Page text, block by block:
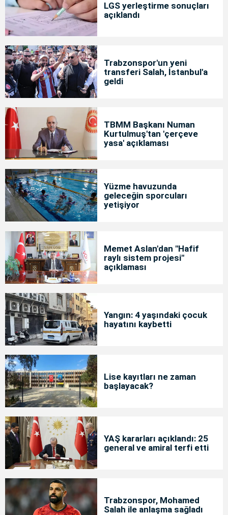
LGS yerleştirme sonuçları
açıklandı
Trabzonspor'un yeni
transferi Salah, İstanbul'a
geldi
TBMM Başkanı Numan
Kurtulmuş'tan 'çerçeve
yasa' açıklaması
Yüzme havuzunda
geleceğin sporcuları
yetişiyor
Memet Aslan'dan "Hafif
raylı sistem projesi"
açıklaması
Yangın: 4 yaşındaki çocuk
hayatını kaybetti
Lise kayıtları ne zaman
başlayacak?
YAŞ kararları açıklandı: 25
general ve amiral terfi etti
Trabzonspor, Mohamed
Salah ile anlaşma sağladı